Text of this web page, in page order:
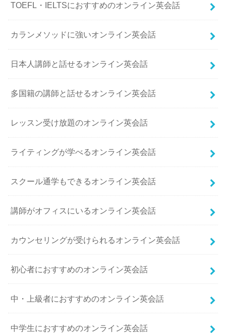
TOEFL・IELTSにおすすめのオンライン英会話
カランメソッドに強いオンライン英会話
日本人講師と話せるオンライン英会話
多国籍の講師と話せるオンライン英会話
レッスン受け放題のオンライン英会話
ライティングが学べるオンライン英会話
スクール通学もできるオンライン英会話
講師がオフィスにいるオンライン英会話
カウンセリングが受けられるオンライン英会話
初心者におすすめのオンライン英会話
中・上級者におすすめのオンライン英会話
中学生におすすめのオンライン英会話